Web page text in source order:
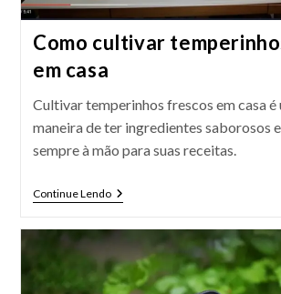
Como cultivar
em casa
Cultivar temperinhos frescos em casa é
maneira de ter ingredientes saborosos
sempre à mão para suas receitas.
Continue LendoComo
Cultivar
Frescos
Casa